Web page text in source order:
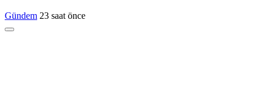
Gündem 23 saat önce